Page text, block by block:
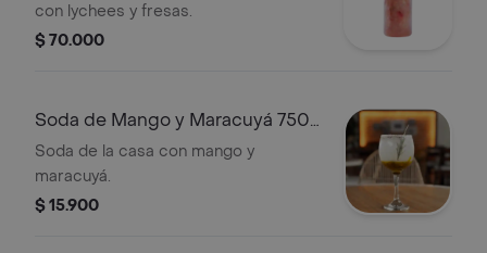
con lychees y fresas.
$ 70.000
Soda de Mango y Maracuyá 750
ml
Soda de la casa con mango y
maracuyá.
$ 15.900